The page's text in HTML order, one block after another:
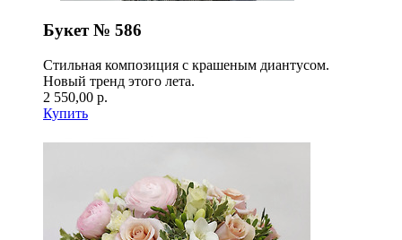
Букет № 586
Стильная композиция с крашеным диантусом.
Новый тренд этого лета.
2 550,00 р.
Купить